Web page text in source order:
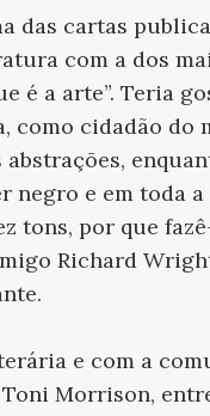
das cartas
com a dos
é a arte”. Teria
como cidadão do
e em toda a
tons, por que
Richard
e com a
Morrison,